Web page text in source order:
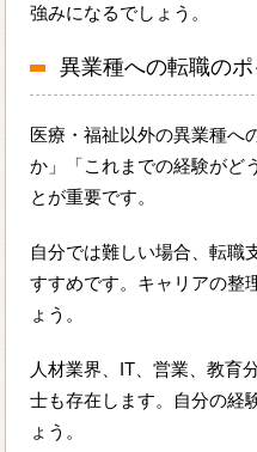
強みになるでしょう。
異業種への転職の
医療・福祉以外の異業種へ
か」「これまでの経験がど
とが重要です。
自分では難しい場合、転職
すすめです。キャリアの整
ょう。
人材業界、IT、営業、教育
士も存在します。自分の経
ょう。